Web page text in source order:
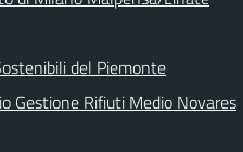
del Piemonte
Gestione Rifiuti Medio Novares